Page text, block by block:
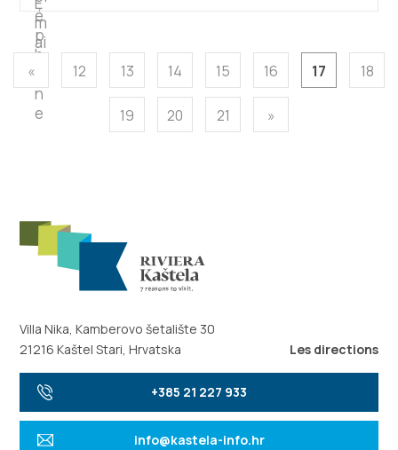
« 12 13 14 15 16 17 18
19 20 21 »
Villa Nika, Kamberovo šetalište 30
21216 Kaštel Stari, Hrvatska
Les directions
+385 21 227 933
info@kastela-info.hr